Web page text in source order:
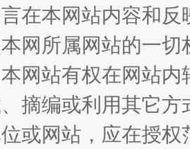
好声名
言在本网站内容和
网所属网站的一
网站有权在网站
摘编或利用其它
或网站，应在授